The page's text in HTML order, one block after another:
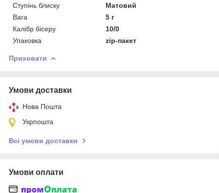
Ступінь блиску
Матовий
Вага
5 г
Калібр бісеру
10/0
Упаковка
zip-пакет
Приховати
Умови доставки
Нова Пошта
Укрпошта
Всі умови доставки
Умови оплати